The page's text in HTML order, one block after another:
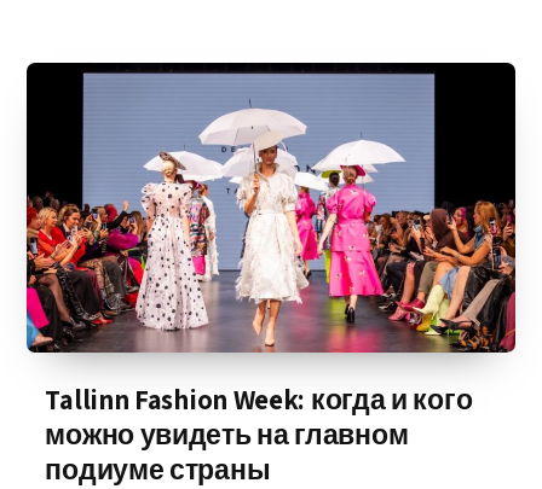
Tallinn Fashion Week: когда и кого
можно увидеть на главном
подиуме страны